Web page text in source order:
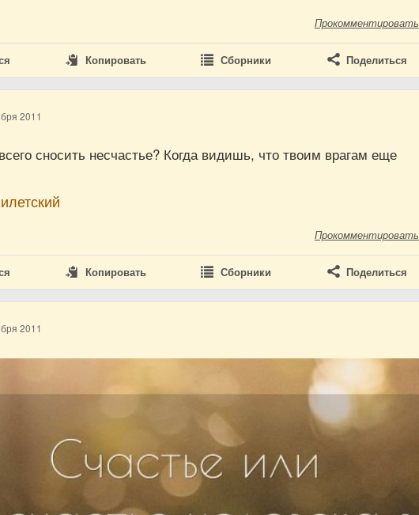
Прокомментировать
Копировать Сборники Поделиться
2011
сносить несчастье? Когда видишь, что твоим врагам еще
Прокомментировать
Копировать Сборники Поделиться
2011